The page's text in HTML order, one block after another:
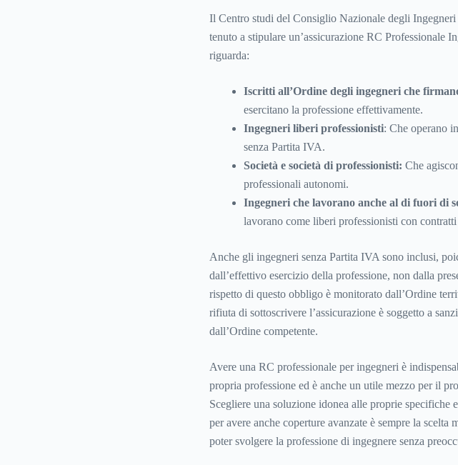
Il Centro studi del Consiglio Nazionale degli
tenuto a stipulare un’assicurazione RC Professionale
riguarda:
Iscritti all’Ordine degli ingegneri che
esercitano la professione effettivamente.
Ingegneri liberi professionisti: Che operano
senza Partita IVA.
Società e società di professionisti: Che
professionali autonomi.
Ingegneri che lavorano anche al di fuori di
lavorano come liberi professionisti con
Anche gli ingegneri senza Partita IVA sono inclusi,
dall’effettivo esercizio della professione, non dalla
rispetto di questo obbligo è monitorato dall’Ordine
rifiuta di sottoscrivere l’assicurazione è soggetto a
dall’Ordine competente.
Avere una RC professionale per ingegneri è
propria professione ed è anche un utile mezzo per il
Scegliere una soluzione idonea alle proprie specifiche
per avere anche coperture avanzate è sempre la scelta
poter svolgere la professione di ingegnere senza